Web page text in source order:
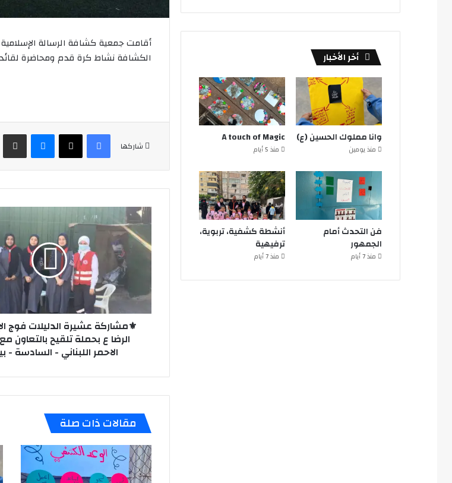
أقامت جمعية كشافة الرسالة
الكشافة نشاط كرة قدم ومحاضرة لقائد
شاركها
فيسبوك
‫X ماسنجر
⚜️مشاركة
عشيرة
الدليلات
فوج
الإمام
الرضا
ع
بحملة
تلقيح
بالتعاون
الاحمر
-
السادسة
-
بيروت.
⚜️مشاركة عشيرة الدليلات فوج
الرضا ع بحملة تلقيح بالتعاون
الاحمر اللبناني - السادسة -
مقالات ذات صلة
أخر الأخبار
وانا مملوك الحسين (ع)
منذ يومين
A touch of Magic
منذ 5 أيام
فن التحدث أمام
الجمهور
منذ 7 أيام
أنشطة كشفية، تربوية،
ترفيهية
منذ 7 أيام